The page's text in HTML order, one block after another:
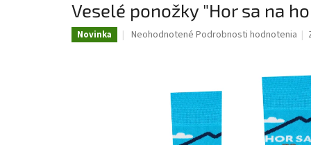
Veselé ponožky "Hor sa na
Novinka
Priemerné
hviezdičiek.
Neohodnotené Podrobnosti hodnotenia